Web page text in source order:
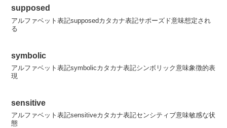
supposed
アルファベット表記supposedカタカナ表記サポーズド意味想定され
る
symbolic
アルファベット表記symbolicカタカナ表記シンボリック意味象徴的表
現
sensitive
アルファベット表記sensitiveカタカナ表記センシティブ意味敏感な状
態